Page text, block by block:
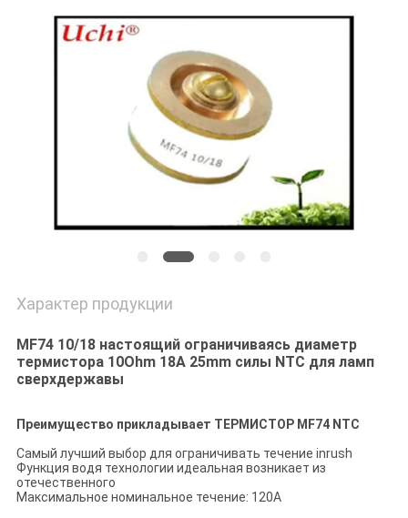
POLICY
Характер продукции
MF74 10/18 настоящий ограничиваясь диаметр
термистора 10Ohm 18A 25mm силы NTC для ламп
сверхдержавы
Преимущество прикладывает ТЕРМИСТОР MF74 NTC
Самый лучший выбор для ограничивать течение inrush
Функция водя технологии идеальная возникает из
отечественного
Максимальное номинальное течение: 120A